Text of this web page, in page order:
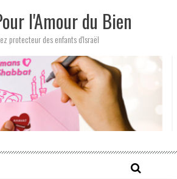
l'Amour du Bien
protecteur des enfants d'Israël